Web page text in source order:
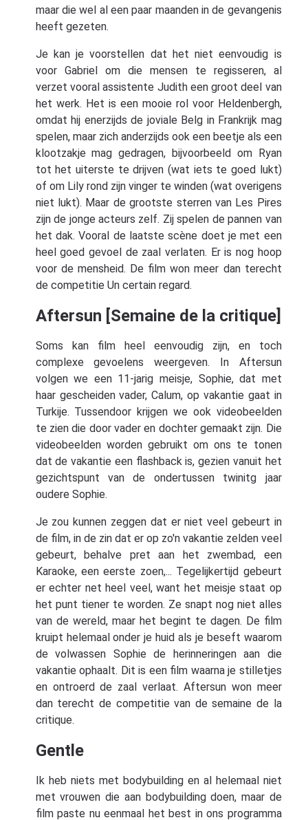
maar die wel al een paar maanden in de gevangenis
heeft gezeten.
Je kan je voorstellen dat het niet eenvoudig is
voor Gabriel om die mensen te regisseren, al
verzet vooral assistente Judith een groot deel van
het werk. Het is een mooie rol voor Heldenbergh,
omdat hij enerzijds de joviale Belg in Frankrijk mag
spelen, maar zich anderzijds ook een beetje als een
klootzakje mag gedragen, bijvoorbeeld om Ryan
tot het uiterste te drijven (wat iets te goed lukt)
of om Lily rond zijn vinger te winden (wat overigens
niet lukt). Maar de grootste sterren van Les Pires
zijn de jonge acteurs zelf. Zij spelen de pannen van
het dak. Vooral de laatste scène doet je met een
heel goed gevoel de zaal verlaten. Er is nog hoop
voor de mensheid. De film won meer dan terecht
de competitie Un certain regard.
Aftersun [Semaine de la critique]
Soms kan film heel eenvoudig zijn, en toch
complexe gevoelens weergeven. In Aftersun
volgen we een 11-jarig meisje, Sophie, dat met
haar gescheiden vader, Calum, op vakantie gaat in
Turkije. Tussendoor krijgen we ook videobeelden
te zien die door vader en dochter gemaakt zijn. Die
videobeelden worden gebruikt om ons te tonen
dat de vakantie een flashback is, gezien vanuit het
gezichtspunt van de ondertussen twinitg jaar
oudere Sophie.
Je zou kunnen zeggen dat er niet veel gebeurt in
de film, in de zin dat er op zo'n vakantie zelden veel
gebeurt, behalve pret aan het zwembad, een
Karaoke, een eerste zoen,... Tegelijkertijd gebeurt
er echter net heel veel, want het meisje staat op
het punt tiener te worden. Ze snapt nog niet alles
van de wereld, maar het begint te dagen. De film
kruipt helemaal onder je huid als je beseft waarom
de volwassen Sophie de herinneringen aan die
vakantie ophaalt. Dit is een film waarna je stilletjes
en ontroerd de zaal verlaat. Aftersun won meer
dan terecht de competitie van de semaine de la
critique.
Gentle
Ik heb niets met bodybuilding en al helemaal niet
met vrouwen die aan bodybuilding doen, maar de
film paste nu eenmaal het best in ons programma